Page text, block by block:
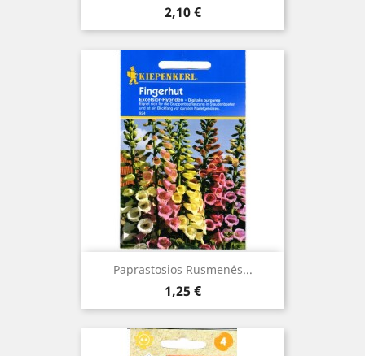
Kaina
2,10 €
Paprastosios Rusmenės...
Kaina
1,25 €